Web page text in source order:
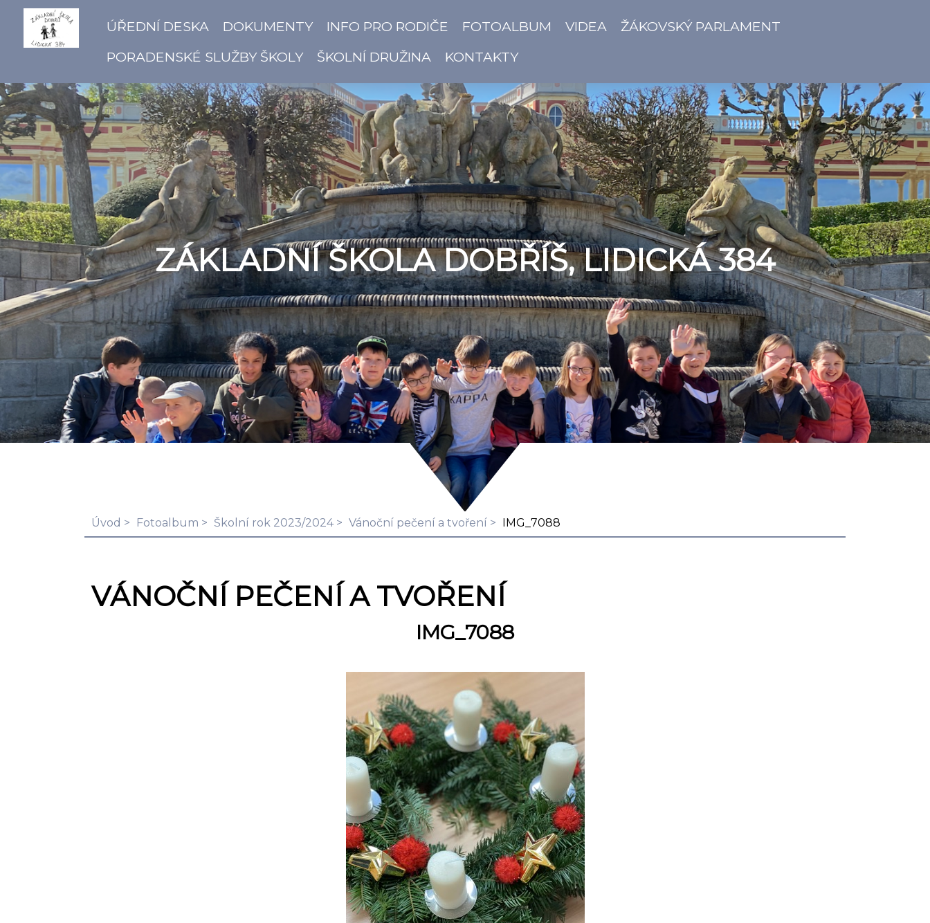
ÚŘEDNÍ DESKA DOKUMENTY INFO PRO RODIČE FOTOALBUM VIDEA
ŽÁKOVSKÝ PARLAMENT
PORADENSKÉ SLUŽBY ŠKOLY
ŠKOLNÍ DRUŽINA KONTAKTY
ZÁKLADNÍ ŠKOLA DOBŘÍŠ, LIDICKÁ 384
Úvod Fotoalbum Školní rok 2023/2024 Vánoční pečení a tvoření IMG_7088
VÁNOČNÍ PEČENÍ A TVOŘENÍ
IMG_7088